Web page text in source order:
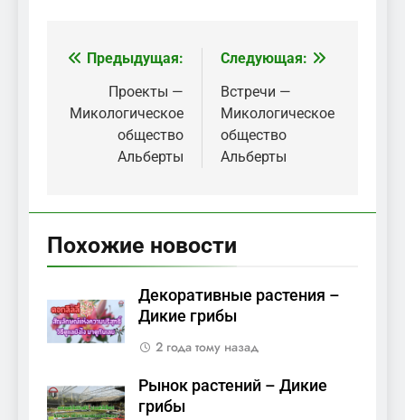
Навигация
записям
Предыдущая:
Проекты —
Микологическое
общество
Альберты
Следующая:
Встречи —
Микологическое
общество
Альберты
Похожие новости
Декоративные растения –
Дикие грибы
2 года тому назад
Рынок растений – Дикие
грибы